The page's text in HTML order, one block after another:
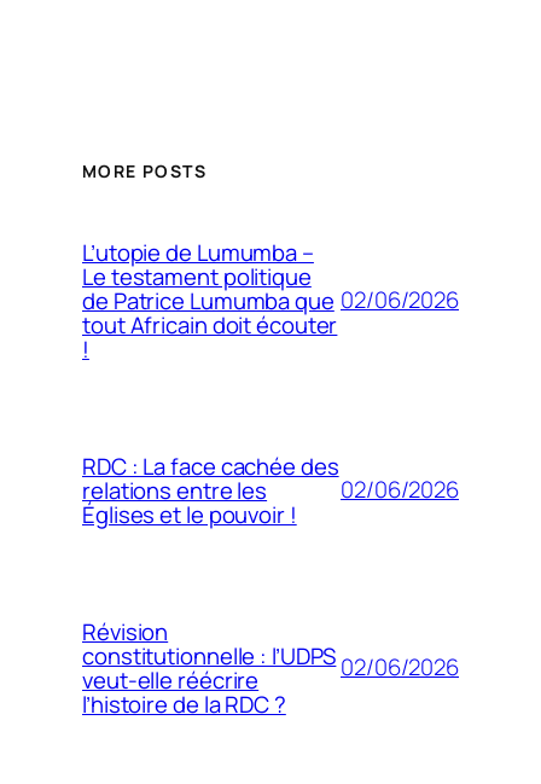
MORE POSTS
L’utopie de Lumumba –
Le testament politique
de Patrice Lumumba que
tout Africain doit écouter
!
02/06/2026
RDC : La face cachée des
relations entre les
Églises et le pouvoir !
02/06/2026
Révision
constitutionnelle : l’UDPS
veut-elle réécrire
l’histoire de la RDC ?
02/06/2026